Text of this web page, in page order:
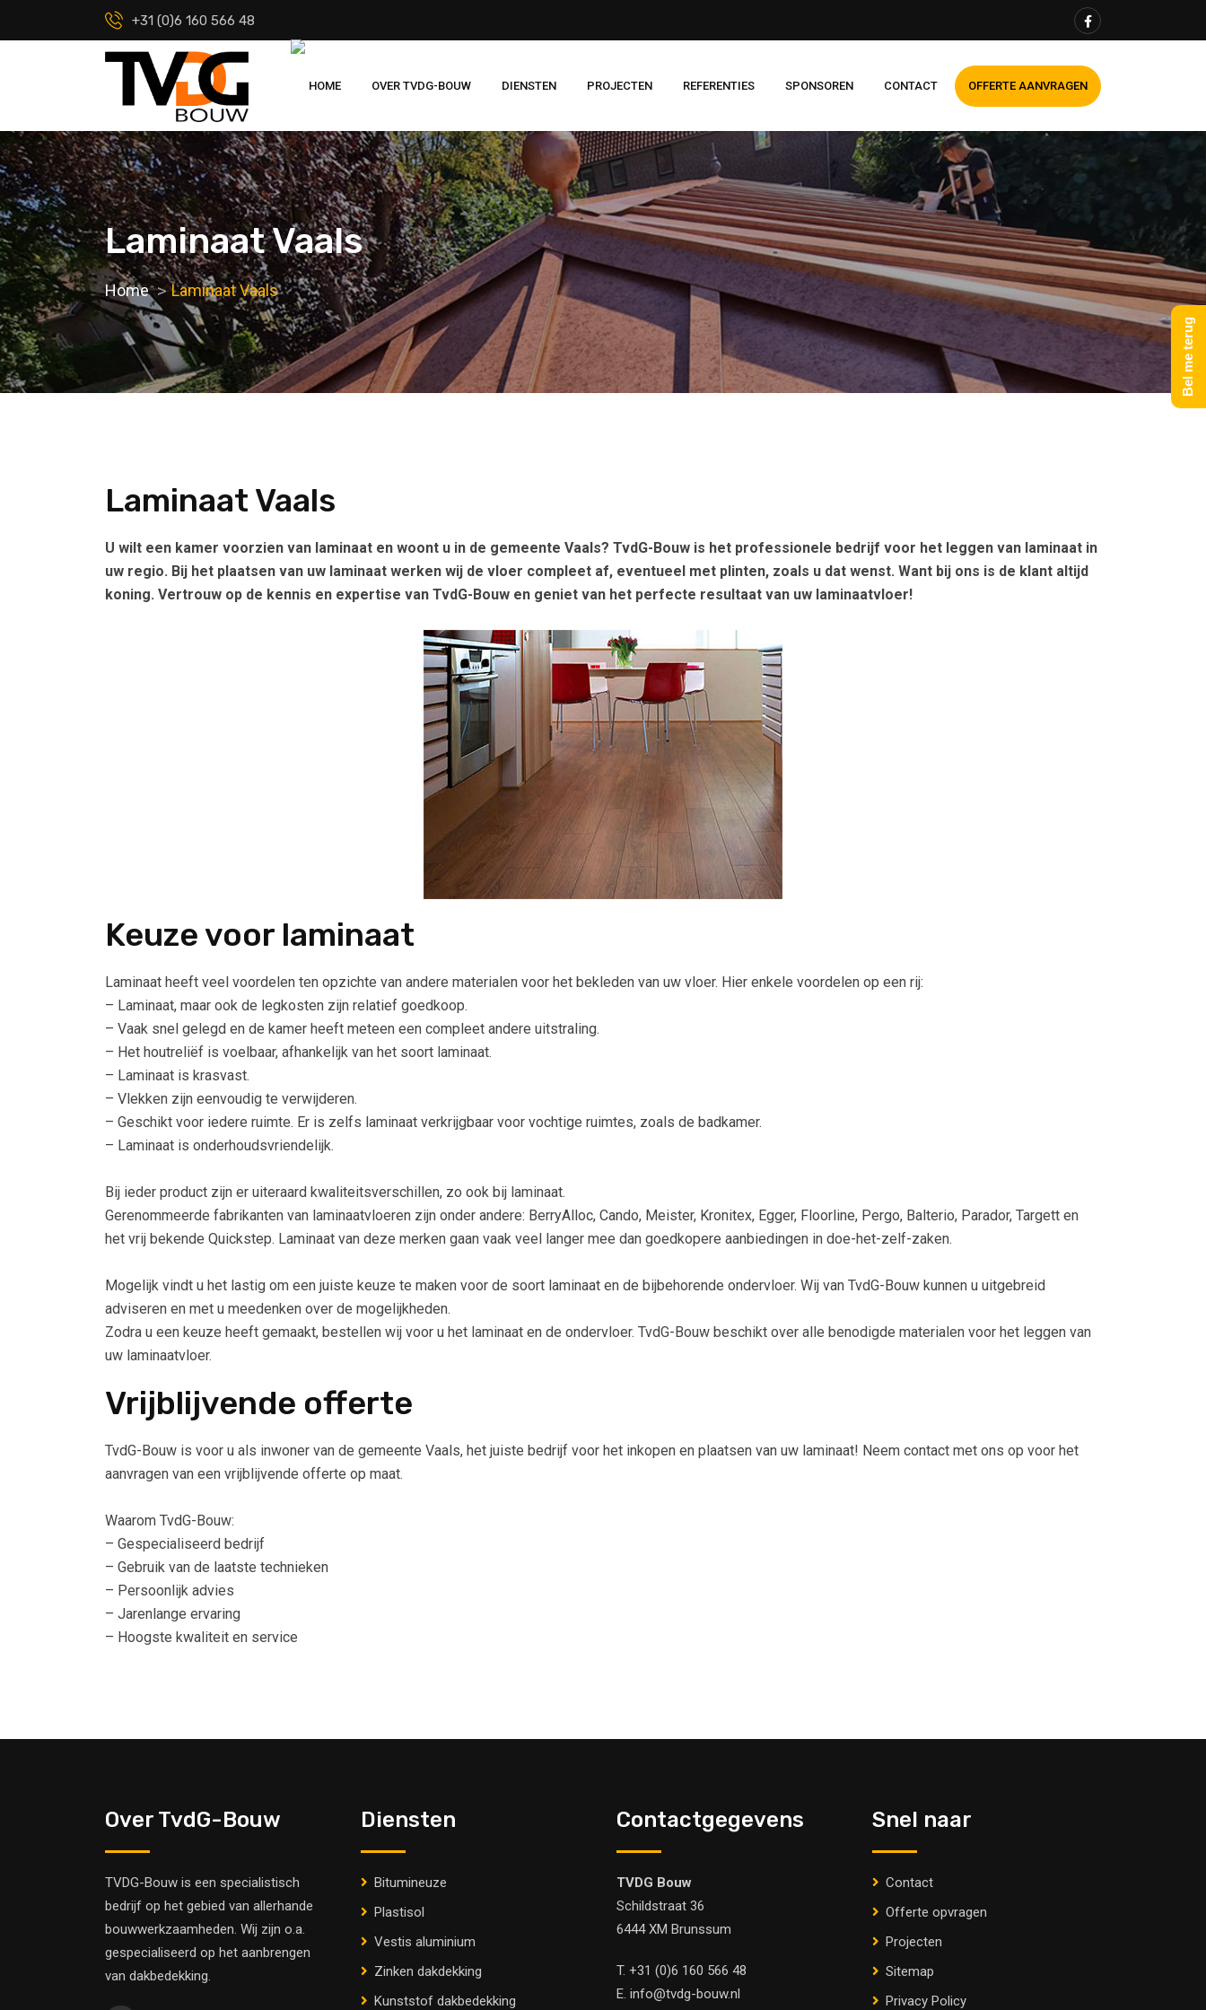
+31 (0)6 160 566 48
HOME OVER TVDG-BOUW DIENSTEN PROJECTEN REFERENTIES SPONSOREN CONTACT OFFERTE AANVRAGEN
Laminaat Vaals
Home Laminaat Vaals
Laminaat Vaals
U wilt een kamer voorzien van laminaat en woont u in de gemeente Vaals? TvdG-Bouw is het professionele bedrijf voor het leggen van laminaat in
uw regio. Bij het plaatsen van uw laminaat werken wij de vloer compleet af, eventueel met plinten, zoals u dat wenst. Want bij ons is de klant altijd
koning. Vertrouw op de kennis en expertise van TvdG-Bouw en geniet van het perfecte resultaat van uw laminaatvloer!
Keuze voor laminaat
Laminaat heeft veel voordelen ten opzichte van andere materialen voor het bekleden van uw vloer. Hier enkele voordelen op een rij:
– Laminaat, maar ook de legkosten zijn relatief goedkoop.
– Vaak snel gelegd en de kamer heeft meteen een compleet andere uitstraling.
– Het houtreliëf is voelbaar, afhankelijk van het soort laminaat.
– Laminaat is krasvast.
– Vlekken zijn eenvoudig te verwijderen.
– Geschikt voor iedere ruimte. Er is zelfs laminaat verkrijgbaar voor vochtige ruimtes, zoals de badkamer.
– Laminaat is onderhoudsvriendelijk.
Bij ieder product zijn er uiteraard kwaliteitsverschillen, zo ook bij laminaat.
Gerenommeerde fabrikanten van laminaatvloeren zijn onder andere: BerryAlloc, Cando, Meister, Kronitex, Egger, Floorline, Pergo, Balterio, Parador, Targett en
het vrij bekende Quickstep. Laminaat van deze merken gaan vaak veel langer mee dan goedkopere aanbiedingen in doe-het-zelf-zaken.
Mogelijk vindt u het lastig om een juiste keuze te maken voor de soort laminaat en de bijbehorende ondervloer. Wij van TvdG-Bouw kunnen u uitgebreid
adviseren en met u meedenken over de mogelijkheden.
Zodra u een keuze heeft gemaakt, bestellen wij voor u het laminaat en de ondervloer. TvdG-Bouw beschikt over alle benodigde materialen voor het leggen van
uw laminaatvloer.
Vrijblijvende offerte
TvdG-Bouw is voor u als inwoner van de gemeente Vaals, het juiste bedrijf voor het inkopen en plaatsen van uw laminaat! Neem contact met ons op voor het
aanvragen van een vrijblijvende offerte op maat.
Waarom TvdG-Bouw:
– Gespecialiseerd bedrijf
– Gebruik van de laatste technieken
– Persoonlijk advies
– Jarenlange ervaring
– Hoogste kwaliteit en service
Over TvdG-Bouw
TVDG-Bouw is een specialistisch
bedrijf op het gebied van allerhande
bouwwerkzaamheden. Wij zijn o.a.
gespecialiseerd op het aanbrengen
van dakbedekking.
Diensten
Bitumineuze
Plastisol
Vestis aluminium
Zinken dakdekking
Kunststof dakbedekking
Contactgegevens
TVDG Bouw
Schildstraat 36
6444 XM Brunssum
T. +31 (0)6 160 566 48
E. info@tvdg-bouw.nl
Snel naar
Contact
Offerte opvragen
Projecten
Sitemap
Privacy Policy
Bel me terug